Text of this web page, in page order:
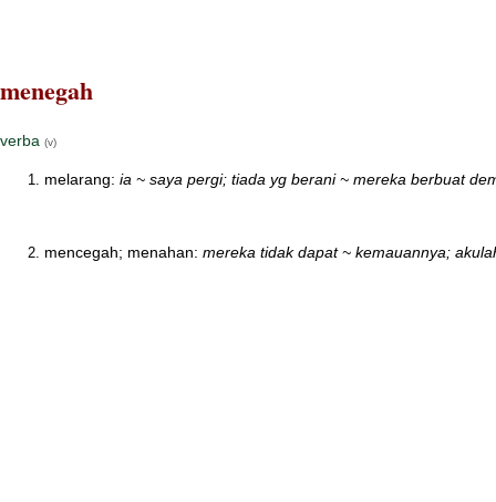
menegah
verba (v)
melarang: ia ~ saya pergi; tiada yg berani ~ mereka berbuat
mencegah; menahan: mereka tidak dapat ~ kemauannya;